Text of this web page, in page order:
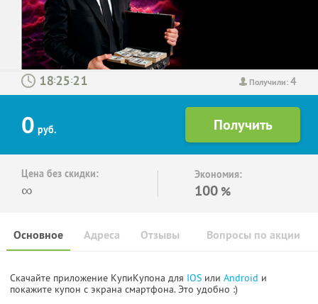
Получили:4
: :
0 руб.
Цена без скидки:
∞
Экономия:
100 %
Основное Отзывы Вопросы по акции
Адреса
Скачайте приложение КупиКупона для IOS или Android и
покажите купон с экрана смартфона. Это удобно :)